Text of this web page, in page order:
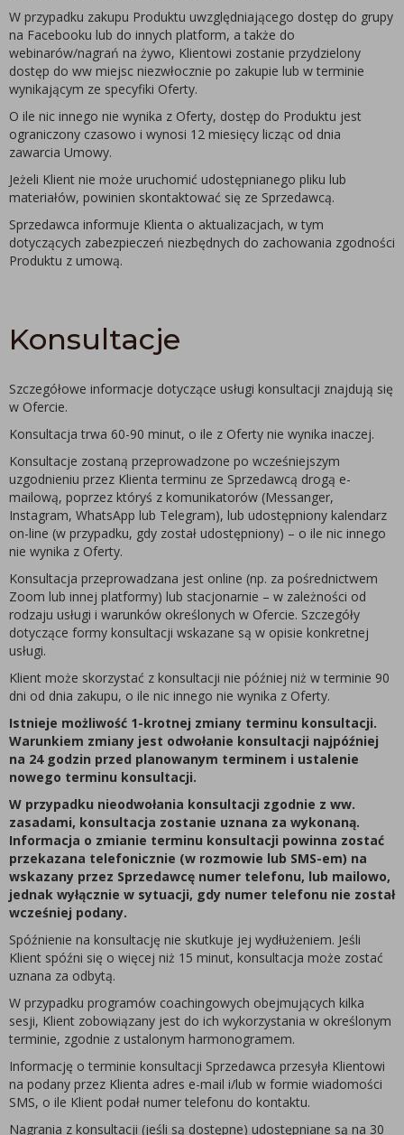
W przypadku zakupu Produktu uwzględniającego dostęp do grupy
na Facebooku lub do innych platform, a także do
webinarów/nagrań na żywo, Klientowi zostanie przydzielony
dostęp do ww miejsc niezwłocznie po zakupie lub w terminie
wynikającym ze specyfiki Oferty.
O ile nic innego nie wynika z Oferty, dostęp do Produktu jest
ograniczony czasowo i wynosi 12 miesięcy licząc od dnia
zawarcia Umowy.
Jeżeli Klient nie może uruchomić udostępnianego pliku lub
materiałów, powinien skontaktować się ze Sprzedawcą.
Sprzedawca informuje Klienta o aktualizacjach, w tym
dotyczących zabezpieczeń niezbędnych do zachowania zgodności
Produktu z umową.
Konsultacje
Szczegółowe informacje dotyczące usługi konsultacji znajdują się
w Ofercie.
Konsultacja trwa 60-90 minut, o ile z Oferty nie wynika inaczej.
Konsultacje zostaną przeprowadzone po wcześniejszym
uzgodnieniu przez Klienta terminu ze Sprzedawcą drogą e-
mailową, poprzez któryś z komunikatorów (Messanger,
Instagram, WhatsApp lub Telegram), lub udostępniony kalendarz
on-line (w przypadku, gdy został udostępniony) – o ile nic innego
nie wynika z Oferty.
Konsultacja przeprowadzana jest online (np. za pośrednictwem
Zoom lub innej platformy) lub stacjonarnie – w zależności od
rodzaju usługi i warunków określonych w Ofercie. Szczegóły
dotyczące formy konsultacji wskazane są w opisie konkretnej
usługi.
Klient może skorzystać z konsultacji nie później niż w terminie 90
dni od dnia zakupu, o ile nic innego nie wynika z Oferty.
Istnieje możliwość 1-krotnej zmiany terminu konsultacji.
Warunkiem zmiany jest odwołanie konsultacji najpóźniej
na 24 godzin przed planowanym terminem i ustalenie
nowego terminu konsultacji.
W przypadku nieodwołania konsultacji zgodnie z ww.
zasadami, konsultacja zostanie uznana za wykonaną.
Informacja o zmianie terminu konsultacji powinna zostać
przekazana telefonicznie (w rozmowie lub SMS-em) na
wskazany przez Sprzedawcę numer telefonu, lub mailowo,
jednak wyłącznie w sytuacji, gdy numer telefonu nie został
wcześniej podany.
Spóźnienie na konsultację nie skutkuje jej wydłużeniem. Jeśli
Klient spóźni się o więcej niż 15 minut, konsultacja może zostać
uznana za odbytą.
W przypadku programów coachingowych obejmujących kilka
sesji, Klient zobowiązany jest do ich wykorzystania w określonym
terminie, zgodnie z ustalonym harmonogramem.
Informację o terminie konsultacji Sprzedawca przesyła Klientowi
na podany przez Klienta adres e-mail i/lub w formie wiadomości
SMS, o ile Klient podał numer telefonu do kontaktu.
Nagrania z konsultacji (jeśli są dostępne) udostępniane są na 30